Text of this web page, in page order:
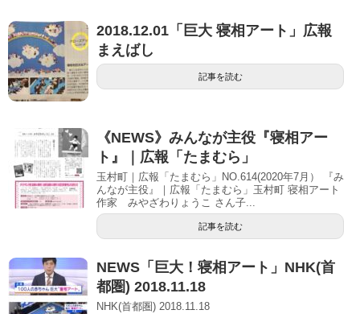
2018.12.01「巨大 寝相アート」広報
まえばし
記事を読む
《NEWS》みんなが主役『寝相アー
ト』｜広報「たまむら」
玉村町｜広報「たまむら」NO.614(2020年7月） 『み
んなが主役』｜広報「たまむら」玉村町 寝相アート
作家 みやざわりょうこ さん子...
記事を読む
NEWS「巨大！寝相アート」NHK(首
都圏) 2018.11.18
NHK(首都圏) 2018.11.18